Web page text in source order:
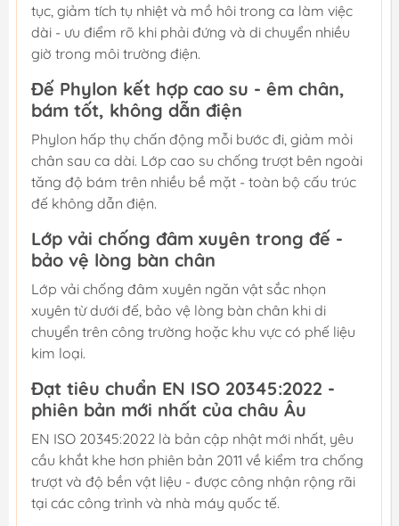
tục, giảm tích tụ nhiệt và mồ hôi trong ca làm việc
dài - ưu điểm rõ khi phải đứng và di chuyển nhiều
giờ trong môi trường điện.
Đế Phylon kết hợp cao su - êm chân,
bám tốt, không dẫn điện
Phylon hấp thụ chấn động mỗi bước đi, giảm mỏi
chân sau ca dài. Lớp cao su chống trượt bên ngoài
tăng độ bám trên nhiều bề mặt - toàn bộ cấu trúc
đế không dẫn điện.
Lớp vải chống đâm xuyên trong đế -
bảo vệ lòng bàn chân
Lớp vải chống đâm xuyên ngăn vật sắc nhọn
xuyên từ dưới đế, bảo vệ lòng bàn chân khi di
chuyển trên công trường hoặc khu vực có phế liệu
kim loại.
Đạt tiêu chuẩn EN ISO 20345:2022 -
phiên bản mới nhất của châu Âu
EN ISO 20345:2022 là bản cập nhật mới nhất, yêu
cầu khắt khe hơn phiên bản 2011 về kiểm tra chống
trượt và độ bền vật liệu - được công nhận rộng rãi
tại các công trình và nhà máy quốc tế.